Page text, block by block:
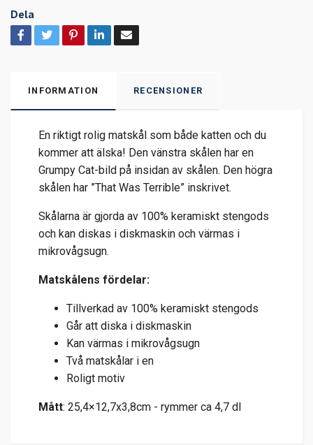
Dela
INFORMATION RECENSIONER
En riktigt rolig matskål som både katten och du
kommer att älska! Den vänstra skålen har en
Grumpy Cat-bild på insidan av skålen. Den högra
skålen har ”That Was Terrible” inskrivet.
Skålarna är gjorda av 100% keramiskt stengods
och kan diskas i diskmaskin och värmas i
mikrovågsugn.
Matskålens fördelar:
Tillverkad av 100% keramiskt stengods
Går att diska i diskmaskin
Kan värmas i mikrovågsugn
Två matskålar i en
Roligt motiv
Mått: 25,4×12,7x3,8cm - rymmer ca 4,7 dl